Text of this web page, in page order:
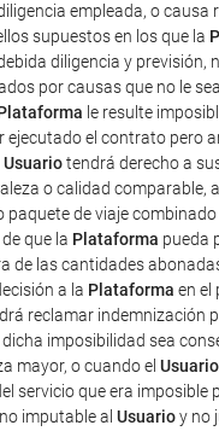
empleada, o causa
supuestos en los que la
diligencia y previsión,
por causas que no le
le resulte
ejecutado el contrato pero
Usuariotendrá derecho a
o calidad comparable,
paquete de viaje
que la Plataforma pueda
de las cantidades
a la Plataforma en el
reclamar indemnización
imposibilidad sea
mayor, o cuando el Usuario
servicio que era imposible
imputable al Usuarioy no